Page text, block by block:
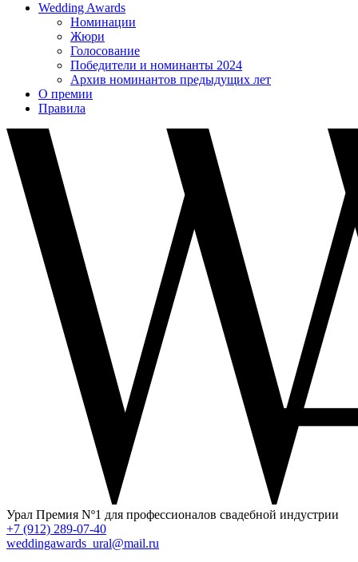
Wedding Awards
Номинации
Жюри
Голосование
Победители и номинанты 2024
Архив номинантов предыдущих лет
О премии
Правила
Урал Премия Nº1 для профессионалов свадебной индустрии
+7 (912) 289-07-40
weddingawards_ural@mail.ru